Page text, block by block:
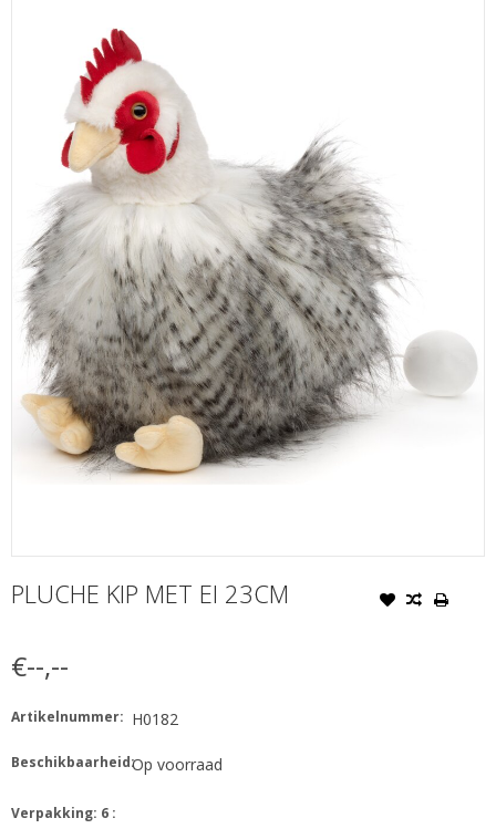
PLUCHE KIP MET EI 23CM
€--,--
Artikelnummer: H0182
Beschikbaarheid:Op voorraad
Verpakking: 6 :